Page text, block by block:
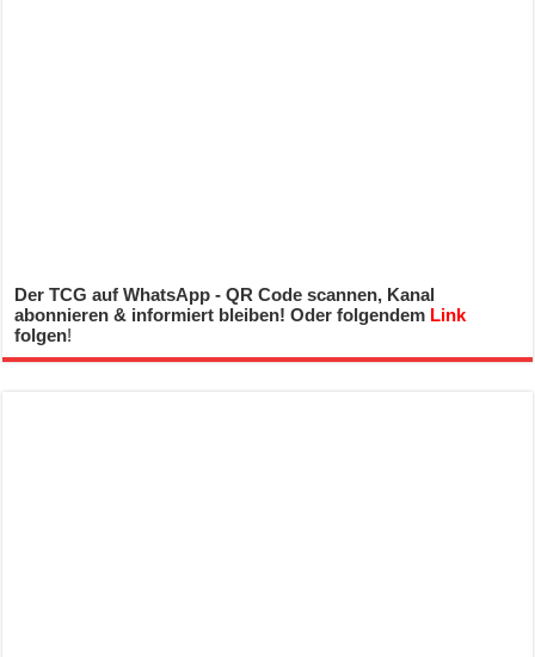
Der TCG auf WhatsApp - QR Code scannen, Kanal
abonnieren & informiert bleiben! Oder folgendem Link
folgen!